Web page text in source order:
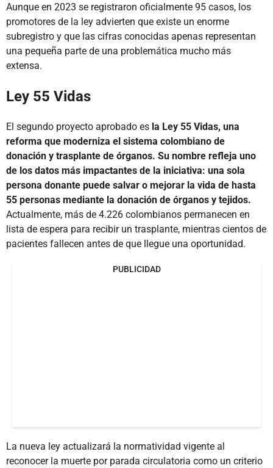
Aunque en 2023 se registraron oficialmente 95 casos, los
promotores de la ley advierten que existe un enorme
subregistro y que las cifras conocidas apenas representan
una pequeña parte de una problemática mucho más
extensa.
Ley 55 Vidas
El segundo proyecto aprobado es la Ley 55 Vidas, una
reforma que moderniza el sistema colombiano de
donación y trasplante de órganos. Su nombre refleja uno
de los datos más impactantes de la iniciativa: una sola
persona donante puede salvar o mejorar la vida de hasta
55 personas mediante la donación de órganos y tejidos.
Actualmente, más de 4.226 colombianos permanecen en
lista de espera para recibir un trasplante, mientras cientos de
pacientes fallecen antes de que llegue una oportunidad.
PUBLICIDAD
La nueva ley actualizará la normatividad vigente al
reconocer la muerte por parada circulatoria como un criterio